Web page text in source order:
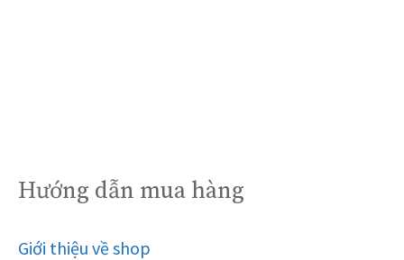
Hướng dẫn mua hàng
Giới thiệu về shop